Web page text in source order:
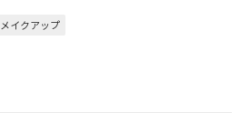
メイクアップ